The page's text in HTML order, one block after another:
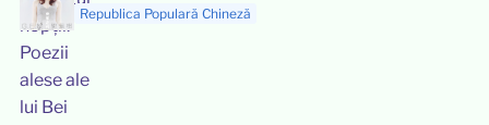
Republica Populară Chineză